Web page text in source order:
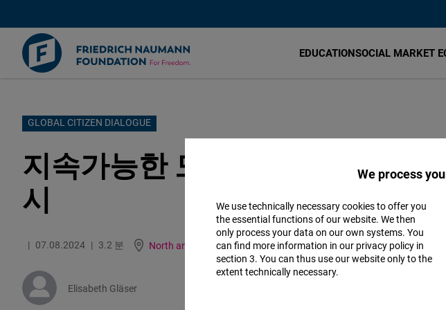
EDUCATIONSOCIAL MARKET
GLOBAL CITIZEN DIALOGUE
지속가능한 모빌리티와 모두를
시
07.08.2024 3.2 분 North and South Korea English
Elisabeth Gläser
We process
We use technically necessary cookies to offer you
the essential functions of our website. We then
only process your data on our own systems. You
can find more information in our privacy policy in
section 3. You can thus use our website only to the
extent technically necessary.